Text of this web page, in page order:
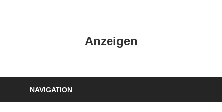
Anzeigen
NAVIGATION